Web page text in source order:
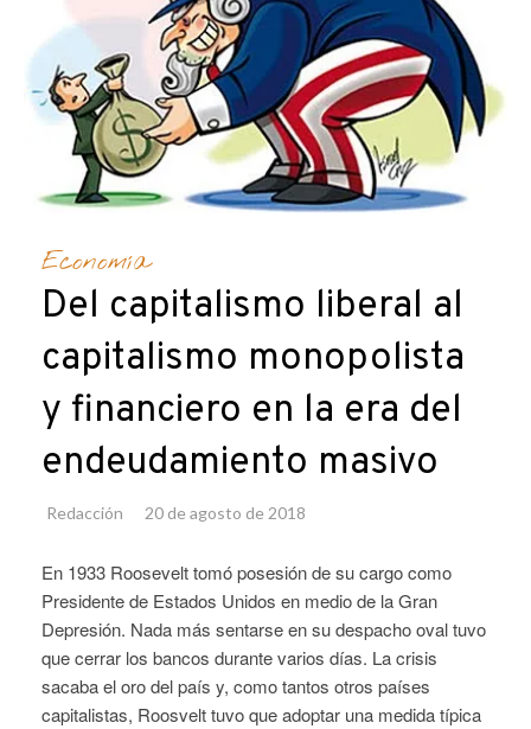
Economía
Del capitalismo liberal al
capitalismo monopolista
y financiero en la era del
endeudamiento masivo
Redacción 20 de agosto de 2018
En 1933 Roosevelt tomó posesión de su cargo como
Presidente de Estados Unidos en medio de la Gran
Depresión. Nada más sentarse en su despacho oval tuvo
que cerrar los bancos durante varios días. La crisis
sacaba el oro del país y, como tantos otros países
capitalistas, Roosvelt tuvo que adoptar una medida típica